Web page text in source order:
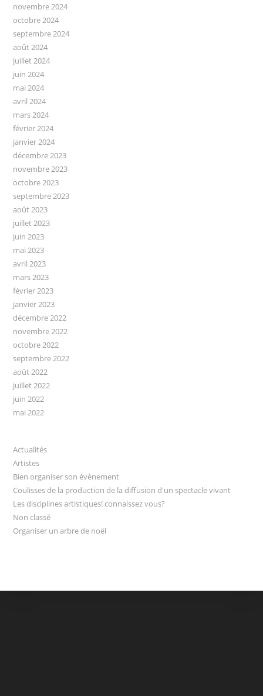
novembre 2024
octobre 2024
septembre 2024
août 2024
juillet 2024
juin 2024
mai 2024
avril 2024
mars 2024
février 2024
janvier 2024
décembre 2023
novembre 2023
octobre 2023
septembre 2023
août 2023
juillet 2023
juin 2023
mai 2023
avril 2023
mars 2023
février 2023
janvier 2023
décembre 2022
novembre 2022
octobre 2022
septembre 2022
août 2022
juillet 2022
juin 2022
mai 2022
Actualités
Artistes
Bien organiser son évènement
Coulisses de la production de la diffusion d'un spectacle vivant
Les disciplines artistiques! connaissez vous?
Non classé
Organiser un arbre de noël